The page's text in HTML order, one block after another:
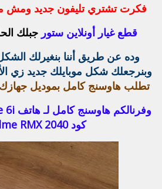
فكرت تشتري تليفون جديد ومش
قطع غيار أونلاين ستور جبلك
وده عن طريق أننا بنغيرلك
وبنرجعلك شكل موبايلك جديد زي
تطلب هاوسنج كامل بموديل جهازك
كود Realme RMX 2040 .